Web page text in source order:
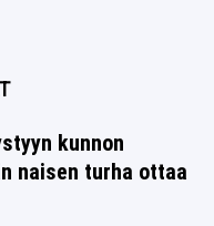
hiihtomies
– suorat sanat
15.12.2025
kunnon
naisen turha ottaa